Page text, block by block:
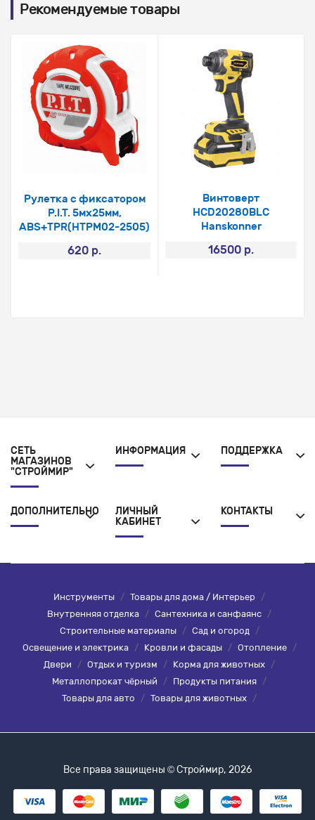
Рекомендуемые товары
Рулетка с фиксатором
P.I.T. 5мх25мм,
ABS+TPR(HTPM02-2505)
620 р.
Винтоверт
HCD20280BLC
Hanskonner
16500 р.
СЕТЬ
МАГАЗИНОВ
"СТРОЙМИР"
ИНФОРМАЦИЯ ПОДДЕРЖКА
ДОПОЛНИТЕЛЬНО
ЛИЧНЫЙ
КАБИНЕТ
КОНТАКТЫ
Инструменты / Товары для дома / Интерьер /
Внутренняя отделка / Сантехника и санфаянс /
Строительные материалы
/ Сад и огород
/
Освещение и электрика
/ Кровли и фасады / Отопление
/
Двери
/ Отдых и туризм / Корма для животных /
Металлопрокат чёрный
/ Продукты питания /
Товары для авто
/ Товары для животных /
Все права защищены © Строймир, 2026